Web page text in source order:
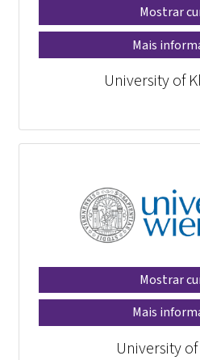
Mostrar
Mais
University of
Mostrar
Mais
University